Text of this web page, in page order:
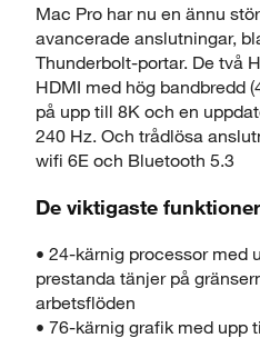
Mac Pro har nu en ännu
avancerade anslutningar,
Thunderbolt-portar. De två
HDMI med hög bandbredd
på upp till 8K och en
240 Hz. Och trådlösa
wifi 6E och Bluetooth 5.3
De viktigaste
• 24-kärnig processor med
prestanda tänjer på
arbetsflöden
• 76-kärnig grafik med upp